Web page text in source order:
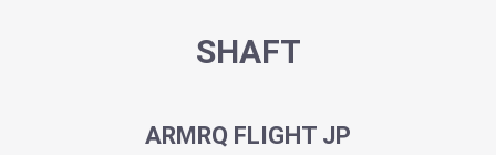
SHAFT
ARMRQ FLIGHT JP